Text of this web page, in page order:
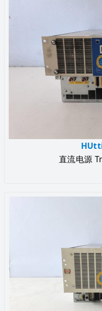
直流电源